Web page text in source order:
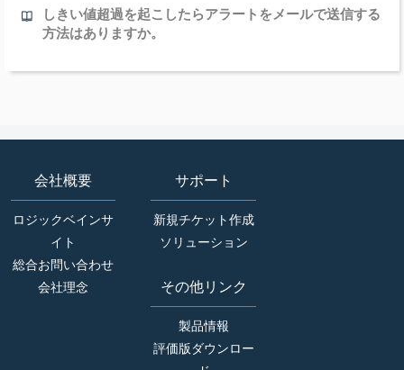
しきい値超過を起こしたらアラートをメールで送信する
方法はありますか。
会社概要
ロジックベインサ
イト
総合お問い合わせ
会社理念
サポート
新規チケット作成
ソリューション
その他リンク
製品情報
評価版ダウンロー